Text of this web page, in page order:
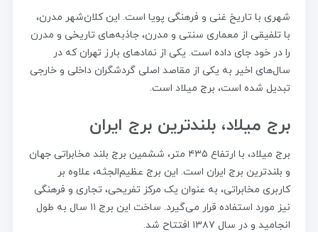
شهری با تاریخ غنی و فرهنگی پویا است. این کلان‌شهر مدرن،
با تلفیقی از معماری سنتی و مدرن، جاذبه‌های تاریخی و مدرن
را در خود جای داده است. یکی از نمادهای بارز تهران که در
سال‌های اخیر به یکی از مقاصد اصلی گردشگران داخلی و خارجی
تبدیل شده است، برج میلاد است.
برج میلاد، بلندترین برج ایران
برج میلاد، با ارتفاع ۴۳۵ متر، ششمین برج بلند مخابراتی جهان
و بلندترین برج ایران است. این برج عظیم‌الجثه، علاوه بر
کاربری مخابراتی، به عنوان یک مرکز تفریحی، تجاری و فرهنگی
نیز مورد استفاده قرار می‌گیرد. ساخت این برج ۱۱ سال به طول
انجامید و در سال ۱۳۸۷ افتتاح شد.